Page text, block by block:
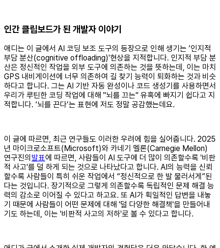
인간 클립보드가 된 개발자 이야기
애디는 이 글에서 AI 코딩 보조 도구의 등장으로 인해 생기는 ’인지적
부담 분산(cognitive offloading)'현상을 지적합니다. 인지적 부담 분
산은 정신적인 작업을 외부 도구에 의존하는 것을 뜻하는데, 이는 마치
GPS 내비게이션에 너무 의존하여 길 찾기 능력이 퇴화하는 것과 비슷
하다고 합니다. 그는 AI 기반 자동 완성이나 코드 생성기를 사용하면서
우리가 루틴한 코딩 작업에 대해 "뇌를 끄는" 유혹에 빠지기 쉽다고 지
적합니다. ‘뇌를 끈다’는 표현에 저도 정말 공감했는데요.
이 글에 따르면, 최근 연구들도 이러한 우려에 힘을 실어줍니다. 2025
년 마이크로소프트(Microsoft)와 카네기 멜론(Carnegie Mellon)
연구진의 발표에 따르면, 사람들이 AI 도구에 더 많이 의존할수록 '비판
적 사고'를 덜 하게 되는 것으로 나타났다고 합니다. AI의 능력을 신뢰
할수록 사람들이 특히 쉬운 작업에서 “정신적으로 한 발 물러서게”된
다는 것입니다. 장기적으로 그렇게 의존할수록 독립적인 문제 해결 능
력의 감소로 이어질 수 있다고 하고요. 또 AI가 획일적인 답변을 내놓
기 때문에 사람들이 어떤 문제에 대해 '덜 다양한 해결책'을 만들어내
기도 하는데, 이는 '비판적 사고의 저하'로 볼 수 있다고 합니다.